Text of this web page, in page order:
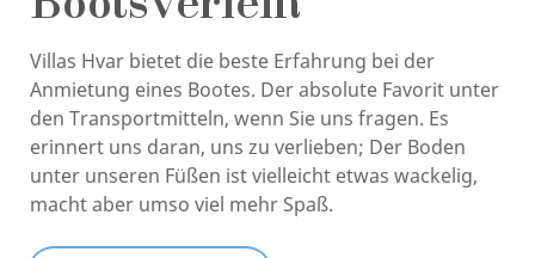
Bootsverleih
Villas Hvar bietet die beste Erfahrung bei der
Anmietung eines Bootes. Der absolute Favorit unter
den Transportmitteln, wenn Sie uns fragen. Es
erinnert uns daran, uns zu verlieben; Der Boden
unter unseren Füßen ist vielleicht etwas wackelig,
macht aber umso viel mehr Spaß.